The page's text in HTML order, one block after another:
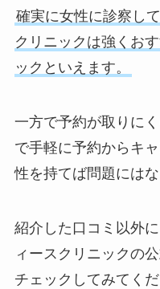
確実に女性に診察し
クリニックは強くお
ックといえます。
一方で予約が取りに
で手軽に予約からキ
性を持てば問題には
紹介した口コミ以外
ィースクリニックの
チェックしてみてくだ